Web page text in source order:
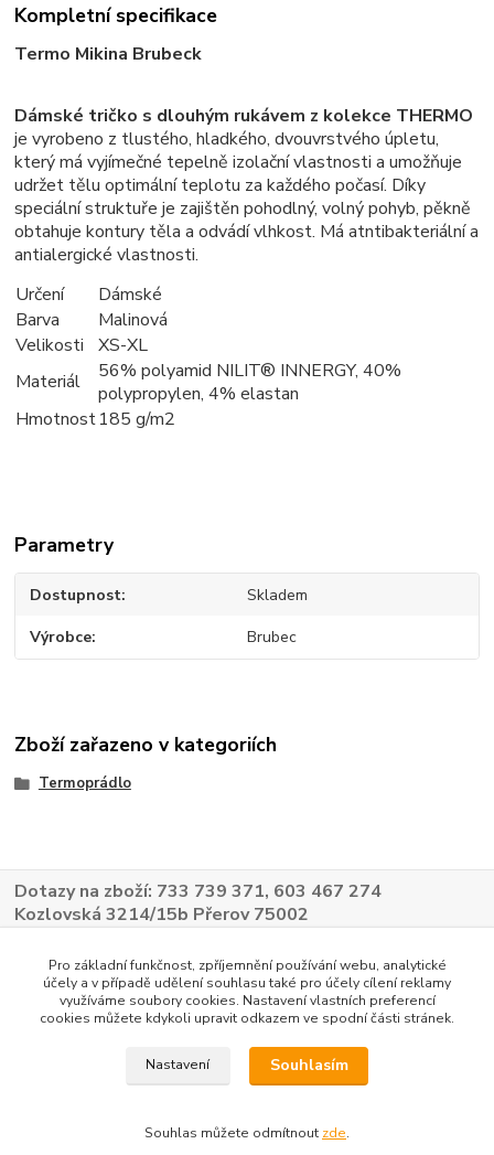
Kompletní specifikace
Termo Mikina Brubeck
Dámské tričko s dlouhým rukávem z kolekce THERMO
je vyrobeno z tlustého, hladkého, dvouvrstvého úpletu,
který má vyjímečné tepelně izolační vlastnosti a umožňuje
udržet tělu optimální teplotu za každého počasí. Díky
speciální struktuře je zajištěn pohodlný, volný pohyb, pěkně
obtahuje kontury těla a odvádí vlhkost. Má atntibakteriální a
antialergické vlastnosti.
Určení
Dámské
Barva
Malinová
Velikosti
XS-XL
Materiál
56% polyamid NILIT® INNERGY, 40%
polypropylen, 4% elastan
Hmotnost185 g/m2
Parametry
Dostupnost Skladem
Výrobce Brubec
Zboží zařazeno v kategoriích
Termoprádlo
Dotazy na zboží: 733 739 371, 603 467 274
Kozlovská 3214/15b Přerov 75002
Pro základní funkčnost, zpříjemnění používání webu, analytické
účely a v případě udělení souhlasu také pro účely cílení reklamy
využíváme soubory cookies. Nastavení vlastních preferencí
cookies můžete kdykoli upravit odkazem ve spodní části stránek.
Nastavení Souhlasím
Souhlas můžete odmítnout zde.